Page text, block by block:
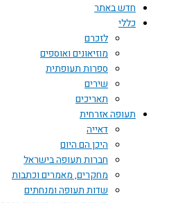
חדש באתר
כללי
לזכרם
מוזיאונים ואוספים
ספרות תעופתית
שירים
תאריכים
תעופה אזרחית
דאייה
היכן הם היום
חברות תעופה בישראל
מחקרים, מאמרים וכתבות
שדות תעופה ומנחתים